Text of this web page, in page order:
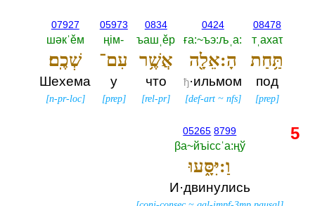
08478
тˌахаτ
תַּ֥חַת
под
[prep]
0424
ға:~ъэ:љˌа:‎
הָ:אֵלָ֖ה
ђ·ильмом
[def-art~ nfs]
0834
ъашˌěр
אֲשֶׁ֥ר
что
[rel-pr]
05973
ңiм-‎
עִם־
у
[prep]
07927
шәкˈěм
שְׁכֶֽם׃
Шехема
[n-pr-loc]
05265 8799
βа~йъiссˈа:ңў
וַ:יִּסָּ֑עוּ
И·двинулись
5